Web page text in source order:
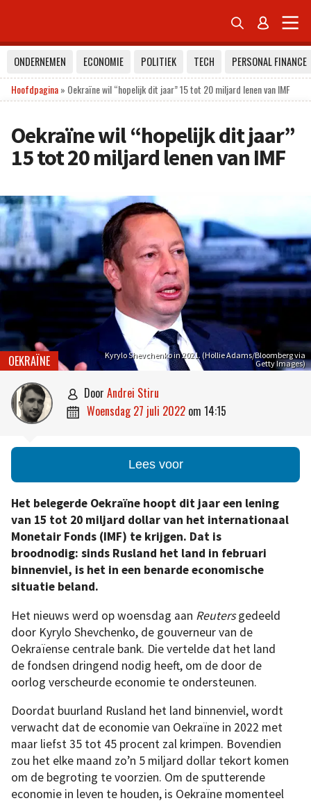
 
ONDERNEMEN ECONOMIE POLITIEK TECH
PERSONAL FINANCE
Hoofdpagina» Oekraïne wil “hopelijk dit jaar” 15 tot 20 miljard lenen van IMF
Oekraïne wil “hopelijk dit jaar”
15 tot 20 miljard lenen van IMF
Kyrylo Shevchenko in 2021. (Hollie Adams/Bloomberg via
Getty Images)
OEKRAÏNE
 door Andrei Stiru
 woensdag 27 juli 2022 om 14:15
Lees voor
Het belegerde Oekraïne hoopt dit jaar een lening
van 15 tot 20 miljard dollar van het internationaal
Monetair Fonds (IMF) te krijgen. Dat is
broodnodig: sinds Rusland het land in februari
binnenviel, is het in een benarde economische
situatie beland.
Het nieuws werd op woensdag aan Reutersgedeeld
door Kyrylo Shevchenko, de gouverneur van de
Oekraïense centrale bank. Die vertelde dat het land
de fondsen dringend nodig heeft, om de door de
oorlog verscheurde economie te ondersteunen.
Doordat buurland Rusland het land binnenviel, wordt
verwacht dat de economie van Oekraïne in 2022 met
maar liefst 35 tot 45 procent zal krimpen. Bovendien
zou het elke maand zo’n 5 miljard dollar tekort komen
om de begroting te voorzien. Om de sputterende
economie in leven te houden, is Oekraïne momenteel